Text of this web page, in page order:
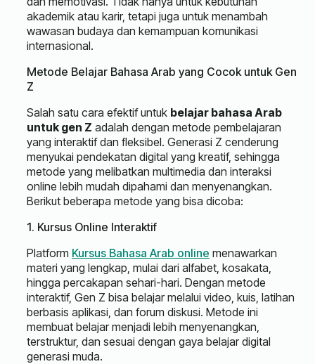
akademik atau karir, tetapi juga untuk menambah
wawasan budaya dan kemampuan komunikasi
internasional.
Metode Belajar Bahasa Arab yang Cocok untuk Gen
Z
Salah satu cara efektif untuk belajar bahasa Arab
untuk gen Z adalah dengan metode pembelajaran
yang interaktif dan fleksibel. Generasi Z cenderung
menyukai pendekatan digital yang kreatif, sehingga
metode yang melibatkan multimedia dan interaksi
online lebih mudah dipahami dan menyenangkan.
Berikut beberapa metode yang bisa dicoba:
1. Kursus Online Interaktif
Platform Kursus Bahasa Arab online menawarkan
materi yang lengkap, mulai dari alfabet, kosakata,
hingga percakapan sehari-hari. Dengan metode
interaktif, Gen Z bisa belajar melalui video, kuis, latihan
berbasis aplikasi, dan forum diskusi. Metode ini
membuat belajar menjadi lebih menyenangkan,
terstruktur, dan sesuai dengan gaya belajar digital
generasi muda.